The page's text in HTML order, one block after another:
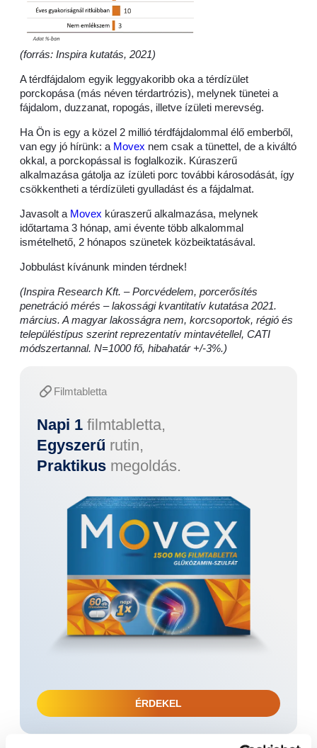
(forrás: Inspira kutatás, 2021)
A térdfájdalom egyik leggyakoribb oka a térdízület
porckopása (más néven térdartrózis), melynek tünetei a
fájdalom, duzzanat, ropogás, illetve ízületi merevség.
Ha Ön is egy a közel 2 millió térdfájdalommal élő emberből,
van egy jó hírünk: a Movex nem csak a tünettel, de a kiváltó
okkal, a porckopással is foglalkozik. Kúraszerű
alkalmazása gátolja az ízületi porc további károsodását, így
csökkentheti a térdízületi gyulladást és a fájdalmat.
Javasolt a Movex kúraszerű alkalmazása, melynek
időtartama 3 hónap, ami évente több alkalommal
ismételhető, 2 hónapos szünetek közbeiktatásával.
Jobbulást kívánunk minden térdnek!
(Inspira Research Kft. – Porcvédelem, porcerősítés
penetráció mérés – lakossági kvantitatív kutatása 2021.
március. A magyar lakosságra nem, korcsoportok, régió és
településtípus szerint reprezentatív mintavétellel, CATI
módszertannal. N=1000 fő, hibahatár +/-3%.)
Filmtabletta
Napi 1 filmtabletta,
Egyszerű rutin,
Praktikus megoldás.
ÉRDEKEL